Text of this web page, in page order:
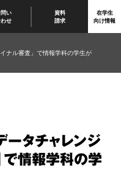
い
せ
資料
請求
在学生
向け情報
ータチャレンジ
情報学科の学
ナル審査」で情報学科の学生が